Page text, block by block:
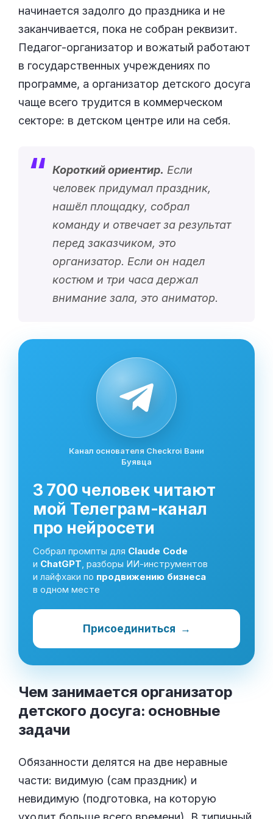
начинается задолго до праздника и не
заканчивается, пока не собран реквизит.
Педагог-организатор и вожатый работают
в государственных учреждениях по
программе, а организатор детского досуга
чаще всего трудится в коммерческом
секторе: в детском центре или на себя.
Короткий ориентир. Если
человек придумал праздник,
нашёл площадку, собрал
команду и отвечает за результат
перед заказчиком, это
организатор. Если он надел
костюм и три часа держал
внимание зала, это аниматор.
Канал основателя Checkroi Вани
Буявца
3 700 человек читают
мой Телеграм-канал
про нейросети
Собрал промпты для Claude Code
и ChatGPT, разборы ИИ-инструментов
и лайфхаки по продвижению бизнеса
в одном месте
Присоединиться →
Чем занимается организатор
детского досуга: основные
задачи
Обязанности делятся на две неравные
части: видимую (сам праздник) и
невидимую (подготовка, на которую